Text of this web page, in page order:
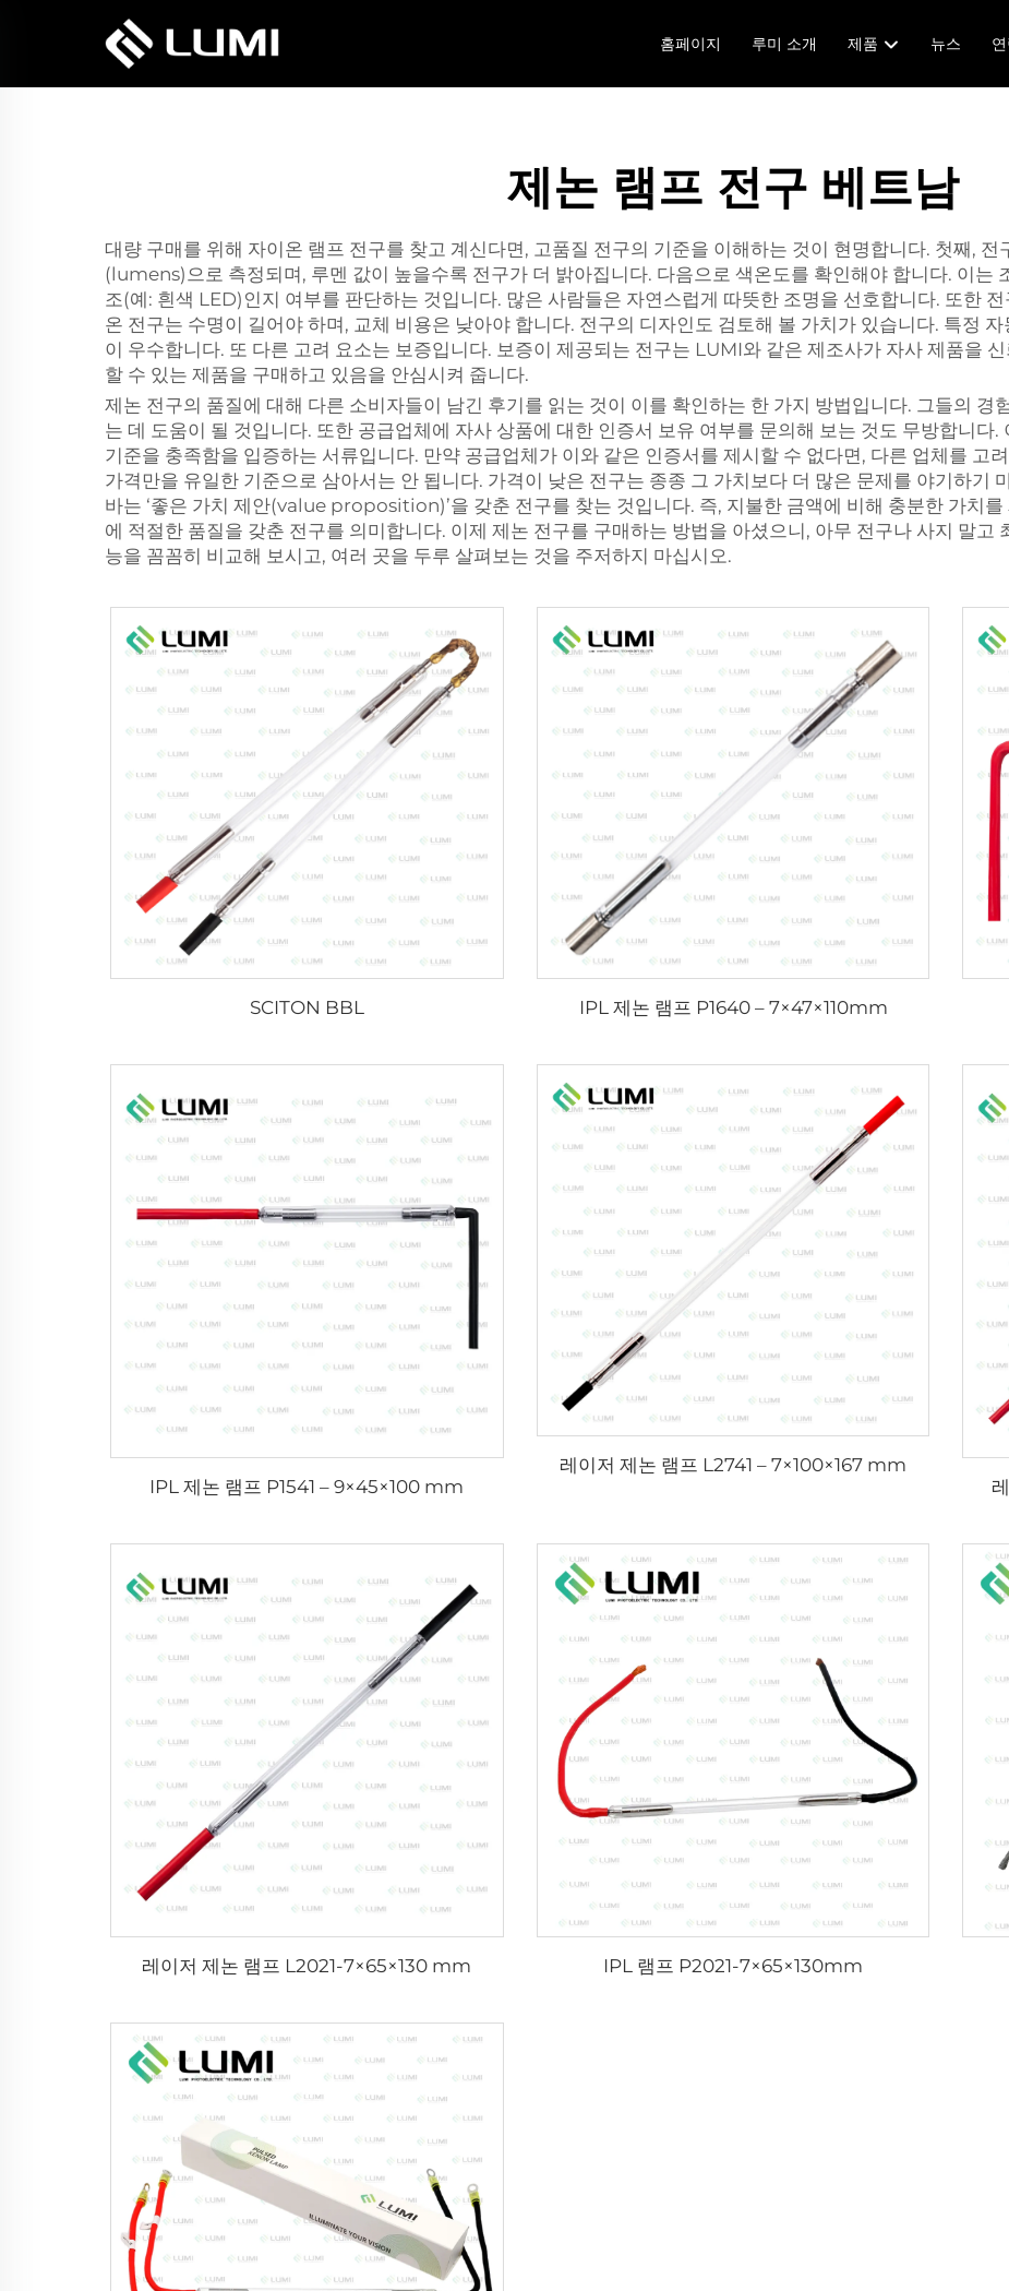
홈페이지 루미 소개 제품 뉴스
제논 램프 전구 베트남
대량 구매를 위해 자이온 램프 전구를 찾고 계신다면, 고품질 전구의 기준을 이해하는 것이 현명합니다. 첫째,
(lumens)으로 측정되며, 루멘 값이 높을수록 전구가 더 밝아집니다. 다음으로 색온도를 확인해야 합니다. 이는
조(예: 흰색 LED)인지 여부를 판단하는 것입니다. 많은 사람들은 자연스럽게 따뜻한 조명을 선호합니다. 또한
온 전구는 수명이 길어야 하며, 교체 비용은 낮아야 합니다. 전구의 디자인도 검토해 볼 가치가 있습니다. 특정
이 우수합니다. 또 다른 고려 요소는 보증입니다. 보증이 제공되는 전구는 LUMI와 같은 제조사가 자사 제품을
할 수 있는 제품을 구매하고 있음을 안심시켜 줍니다.
제논 전구의 품질에 대해 다른 소비자들이 남긴 후기를 읽는 것이 이를 확인하는 한 가지 방법입니다. 그들의 경
는 데 도움이 될 것입니다. 또한 공급업체에 자사 상품에 대한 인증서 보유 여부를 문의해 보는 것도 무방합니다
기준을 충족함을 입증하는 서류입니다. 만약 공급업체가 이와 같은 인증서를 제시할 수 없다면, 다른 업체를 고
가격만을 유일한 기준으로 삼아서는 안 됩니다. 가격이 낮은 전구는 종종 그 가치보다 더 많은 문제를 야기하기
바는 ‘좋은 가치 제안(value proposition)’을 갖춘 전구를 찾는 것입니다. 즉, 지불한 금액에 비해 충분한 가치
에 적절한 품질을 갖춘 전구를 의미합니다. 이제 제논 전구를 구매하는 방법을 아셨으니, 아무 전구나 사지 말고
능을 꼼꼼히 비교해 보시고, 여러 곳을 두루 살펴보는 것을 주저하지 마십시오.
SCITON BBL IPL 제논 램프 P1640 – 7×47×110mm
IPL 제논 램프 P1541 – 9×45×100 mm
레이저 제논 램프 L2741 – 7×100×167 mm
레이저 제논 램프 L2021-7×65×130 mm IPL 램프 P2021-7×65×130mm